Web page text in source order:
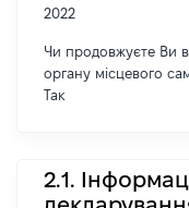
2022
Чи продовжуєте Ви
органу місцевого
Так
2.1.